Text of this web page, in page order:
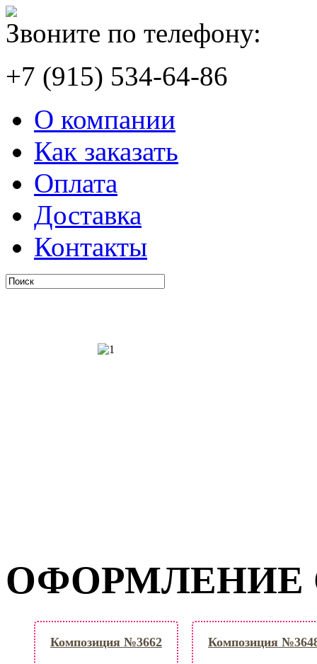
Звоните по телефону:
+7 (915) 534-64-86
О компании
Как заказать
Оплата
Доставка
Контакты
ОФОРМЛЕНИЕ
Композиция №3662 Композиция